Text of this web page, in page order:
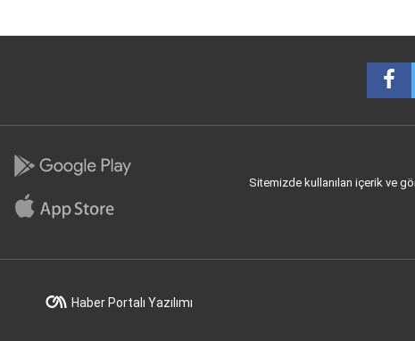
Sitemizde kullanılan içerik ve
Haber Portalı Yazılımı